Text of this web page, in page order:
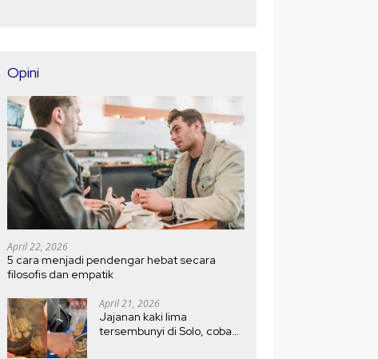
Opini
April 22, 2026
5 cara menjadi pendengar hebat secara
filosofis dan empatik
April 21, 2026
Jajanan kaki lima
tersembunyi di Solo, coba